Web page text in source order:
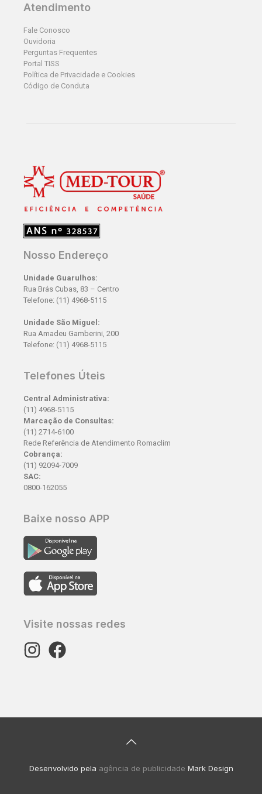
Atendimento
Fale Conosco
Ouvidoria
Perguntas Frequentes
Portal TISS
Política de Privacidade e Cookies
Código de Conduta
Nosso Endereço
Unidade Guarulhos:
Rua Brás Cubas, 83 – Centro
Telefone: (11) 4968-5115
Unidade São Miguel:
Rua Amadeu Gamberini, 200
Telefone: (11) 4968-5115
Telefones Úteis
Central Administrativa:
(11) 4968-5115
Marcação de Consultas:
(11) 2714-6100
Rede Referência de Atendimento Romaclim
Cobrança:
(11) 92094-7009
SAC:
0800-162055
Baixe nosso APP
Visite nossas redes
Desenvolvido pela agência de publicidade Mark Design